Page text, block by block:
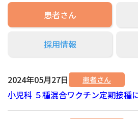
患者さん
採用情報
2024年05月27日 患者さん
小児科 ５種混合ワクチン定期接種